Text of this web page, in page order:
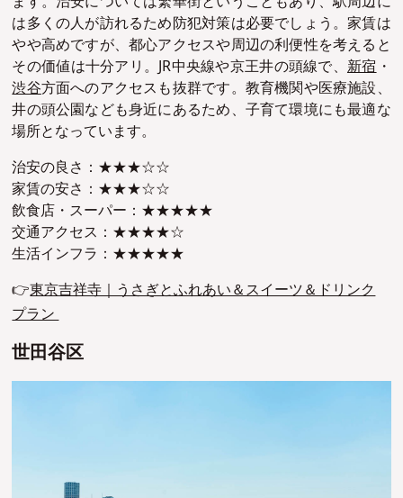
は多くの人が訪れるため防犯対策は必要でしょう。家賃は
やや高めですが、都心アクセスや周辺の利便性を考えると
その価値は十分アリ。JR中央線や京王井の頭線で、 新宿・
渋谷方面へのアクセスも抜群です。教育機関や医療施設、
井の頭公園なども身近にあるため、子育て環境にも最適な
場所となっています。
治安の良さ：★★★☆☆
家賃の安さ：★★★☆☆
飲食店・スーパー：★★★★★
交通アクセス：★★★★☆
生活インフラ：★★★★★
👉東京吉祥寺｜うさぎとふれあい＆スイーツ＆ドリンク
プラン
世田谷区